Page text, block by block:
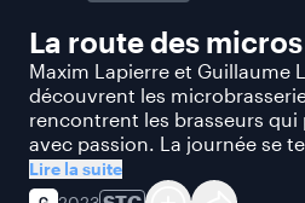
La route des micros
Maxim Lapierre et Guillaume
découvrent les
rencontrent les brasseurs
avec passion. La journée se
Lire la suite